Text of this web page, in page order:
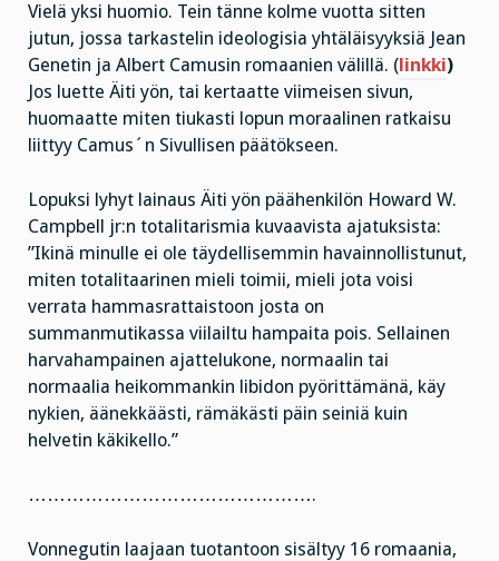
Vielä yksi huomio. Tein tänne kolme vuotta sitten
jutun, jossa tarkastelin ideologisia yhtäläisyyksiä Jean
Genetin ja Albert Camusin romaanien välillä. ( linkki)
Jos luette Äiti yön, tai kertaatte viimeisen sivun,
huomaatte miten tiukasti lopun moraalinen ratkaisu
liittyy Camus´n Sivullisen päätökseen.
Lopuksi lyhyt lainaus Äiti yön päähenkilön Howard W.
Campbell jr:n totalitarismia kuvaavista ajatuksista:
”Ikinä minulle ei ole täydellisemmin havainnollistunut,
miten totalitaarinen mieli toimii, mieli jota voisi
verrata hammasrattaistoon josta on
summanmutikassa viilailtu hampaita pois. Sellainen
harvahampainen ajattelukone, normaalin tai
normaalia heikommankin libidon pyörittämänä, käy
nykien, äänekkäästi, rämäkästi päin seiniä kuin
helvetin käkikello.”
……………………………………….
Vonnegutin laajaan tuotantoon sisältyy 16 romaania,